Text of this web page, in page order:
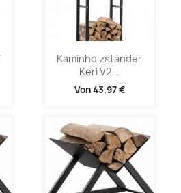
Kaminholzständer
Keri V2...
Von43,97 €